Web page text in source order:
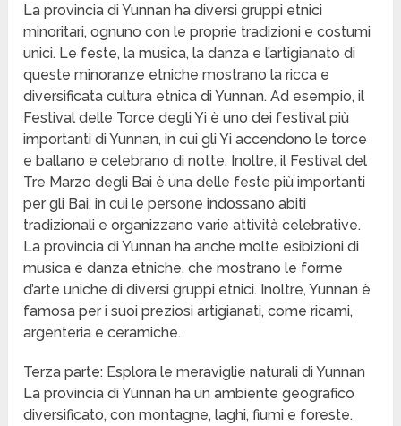
La provincia di Yunnan ha diversi gruppi etnici
minoritari, ognuno con le proprie tradizioni e costumi
unici. Le feste, la musica, la danza e l’artigianato di
queste minoranze etniche mostrano la ricca e
diversificata cultura etnica di Yunnan. Ad esempio, il
Festival delle Torce degli Yi è uno dei festival più
importanti di Yunnan, in cui gli Yi accendono le torce
e ballano e celebrano di notte. Inoltre, il Festival del
Tre Marzo degli Bai è una delle feste più importanti
per gli Bai, in cui le persone indossano abiti
tradizionali e organizzano varie attività celebrative.
La provincia di Yunnan ha anche molte esibizioni di
musica e danza etniche, che mostrano le forme
d’arte uniche di diversi gruppi etnici. Inoltre, Yunnan è
famosa per i suoi preziosi artigianati, come ricami,
argenteria e ceramiche.
Terza parte: Esplora le meraviglie naturali di Yunnan
La provincia di Yunnan ha un ambiente geografico
diversificato, con montagne, laghi, fiumi e foreste.